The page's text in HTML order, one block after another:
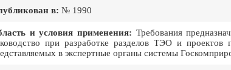
в: № 1990
и условия применения: Требования
при разработке разделов ТЭО и
в экспертные органы системы